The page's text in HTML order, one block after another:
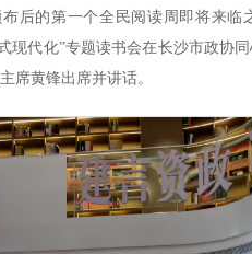
后的第一个全民阅读周即将来临
现代化”专题读书会在长沙市政协
席黄锋出席并讲话。